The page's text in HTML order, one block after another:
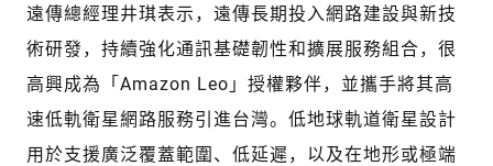
遠傳總經理井琪表示，遠傳長期投入網路建設與新技
術研發，持續強化通訊基礎韌性和擴展服務組合，很
高興成為「Amazon Leo」授權夥伴，並攜手將其高
速低軌衛星網路服務引進台灣。低地球軌道衛星設計
用於支援廣泛覆蓋範圍、低延遲，以及在地形或極端